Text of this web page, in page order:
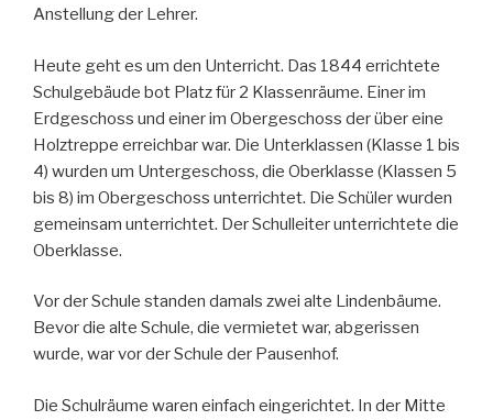
Anstellung der Lehrer.
Heute geht es um den Unterricht. Das 1844 errichtete
Schulgebäude bot Platz für 2 Klassenräume. Einer im
Erdgeschoss und einer im Obergeschoss der über eine
Holztreppe erreichbar war. Die Unterklassen (Klasse 1 bis
4) wurden um Untergeschoss, die Oberklasse (Klassen 5
bis 8) im Obergeschoss unterrichtet. Die Schüler wurden
gemeinsam unterrichtet. Der Schulleiter unterrichtete die
Oberklasse.
Vor der Schule standen damals zwei alte Lindenbäume.
Bevor die alte Schule, die vermietet war, abgerissen
wurde, war vor der Schule der Pausenhof.
Die Schulräume waren einfach eingerichtet. In der Mitte